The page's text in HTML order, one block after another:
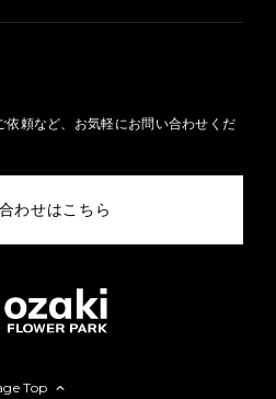
依頼など、お気軽にお問い合わせくだ
わせはこちら
Top